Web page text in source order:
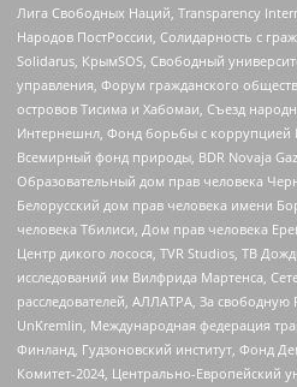
Лига Свободных Наций, Transparеncy
Народов ПостРоссии, Солидарность с
Solidarus, КрымSOS, Свободный
управления, Форум гражданского
островов Тисима и Хабомаи, Съезд
Интернешнл, Фонд борьбы с коррупцией
Всемирный фонд природы, BDR Novaja
Образовательный дом прав человека
Белорусский дом прав человека имени
человека Тбилиси, Дом прав человека
Центр дикого лосося, TVR Studios, ТВ
исследований им Вилфрида Мартенса,
расследователей, АЛЛАТРА, За
UnKremlin, Международная федерация
Финланд, Гудзоновский институт, Фонд
Комитет-2024, Центрально-Европейский